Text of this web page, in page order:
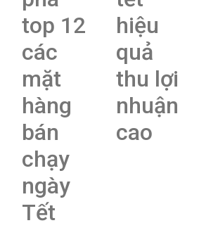
top 12
các
mặt
hàng
bán
chạy
ngày
Tết
hiệu
quả
thu lợi
nhuận
cao